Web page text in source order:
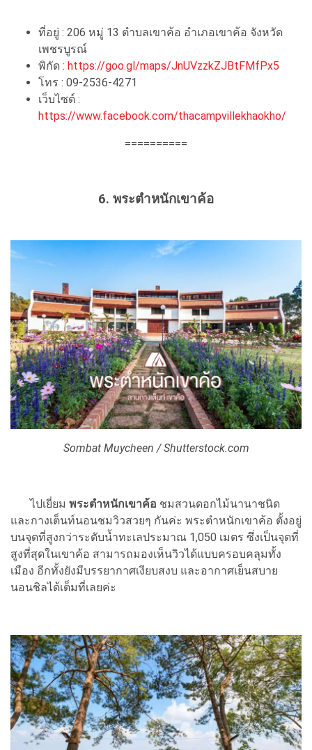
ที่อยู่ : 206 หมู่ 13 ตำบลเขาค้อ อำเภอเขาค้อ จังหวัด
เพชรบูรณ์
พิกัด : https://goo.gl/maps/JnUVzzkZJBtFMfPx5
โทร : 09-2536-4271
เว็บไซต์ :
https://www.facebook.com/thacampvillekhaokho/
==========
6. พระตำหนักเขาค้อ
Sombat Muycheen / Shutterstock.com
ไปเยี่ยม พระตำหนักเขาค้อ ชมสวนดอกไม้นานาชนิด
และกางเต็นท์นอนชมวิวสวยๆ กันค่ะ พระตำหนักเขาค้อ ตั้งอยู่
บนจุดที่สูงกว่าระดับน้ำทะเลประมาณ 1,050 เมตร ซึ่งเป็นจุดที่
สูงที่สุดในเขาค้อ สามารถมองเห็นวิวได้แบบครอบคลุมทั้ง
เมือง อีกทั้งยังมีบรรยากาศเงียบสงบ และอากาศเย็นสบาย
นอนชิลได้เต็มที่เลยค่ะ